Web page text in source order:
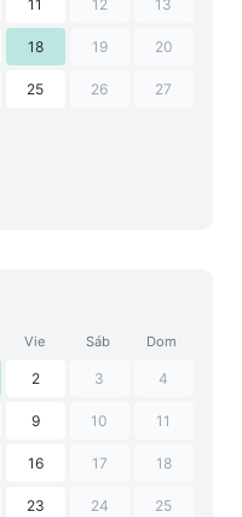
11 12 13
18 19 20
25 26 27
Vie Sáb Dom
2 3 4
9 10 11
16 17 18
23 24 25